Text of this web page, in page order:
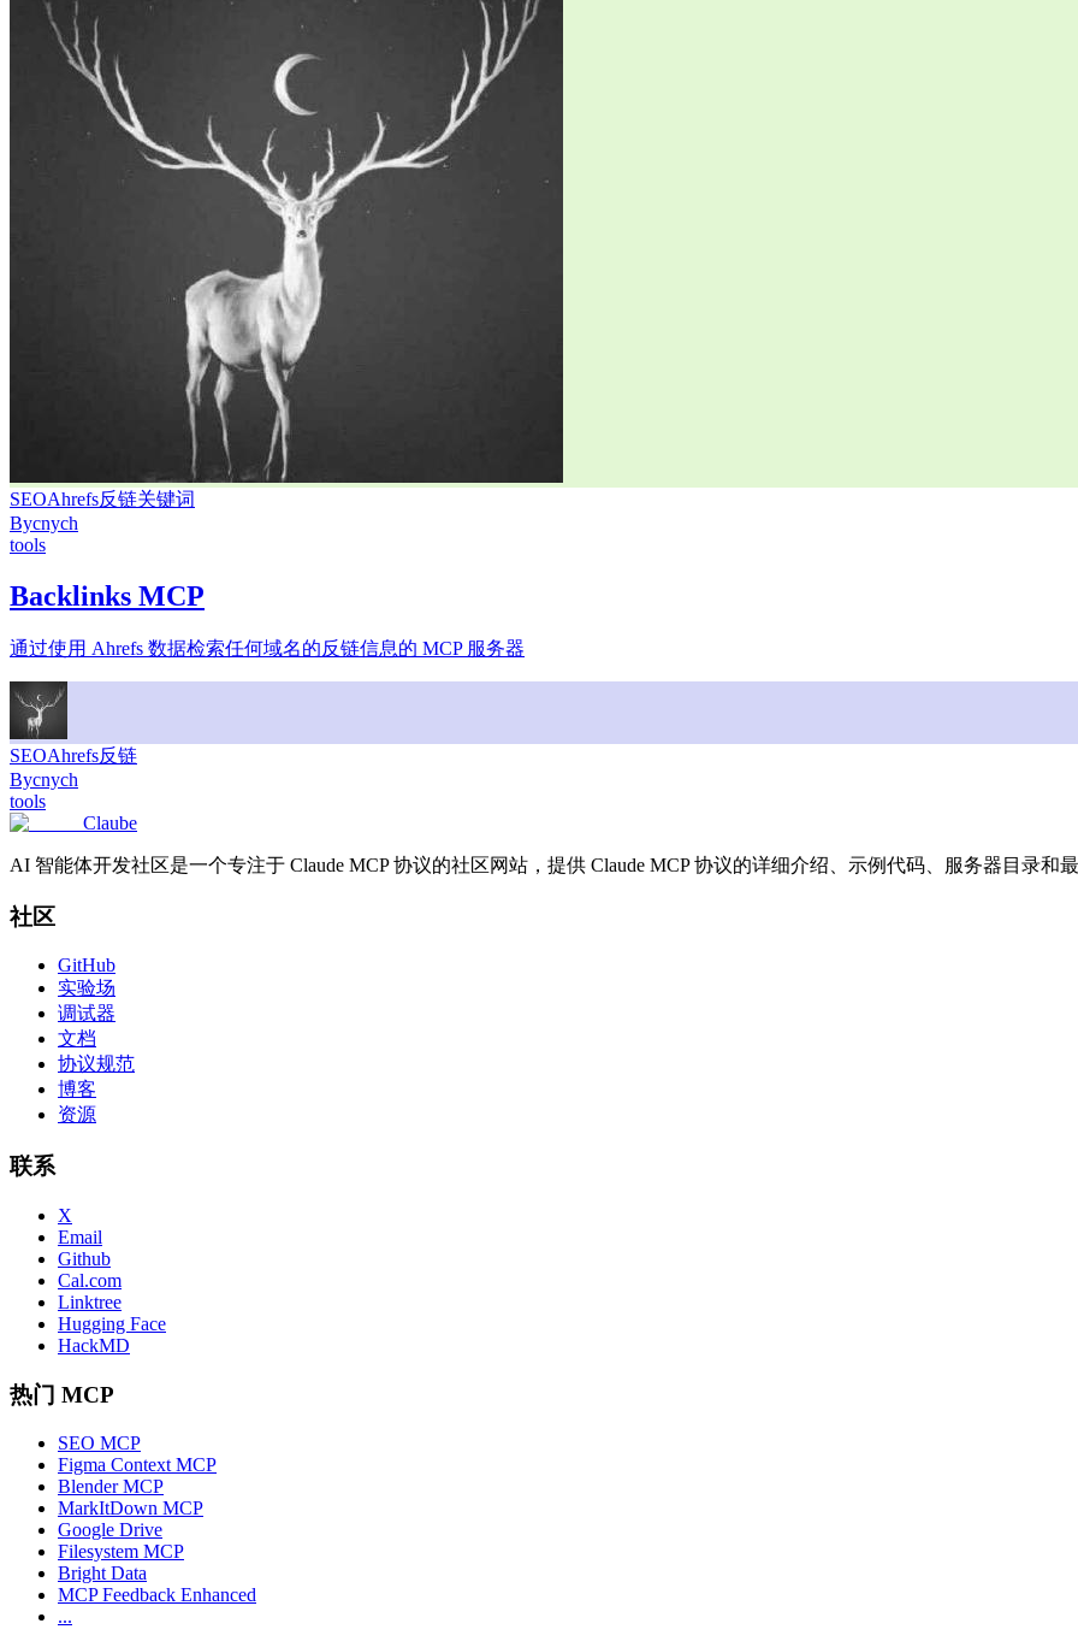
SEOAhrefs反链关键词
Bycnych
tools
Backlinks MCP
通过使用 Ahrefs 数据检索任何域名的反链信息的 MCP 服务器
SEOAhrefs反链
Bycnych
tools
Claube
AI 智能体开发社区是一个专注于 Claude MCP 协议的社区网站，提供 Claude MCP 协议的详细介绍、示例代码、服务器目录和最
社区
GitHub
实验场
调试器
文档
协议规范
博客
资源
联系
X
Email
Github
Cal.com
Linktree
Hugging Face
HackMD
热门 MCP
SEO MCP
Figma Context MCP
Blender MCP
MarkItDown MCP
Google Drive
Filesystem MCP
Bright Data
MCP Feedback Enhanced
...